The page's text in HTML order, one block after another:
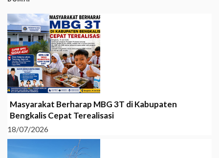
Masyarakat Berharap MBG 3T di Kabupaten
Bengkalis Cepat Terealisasi
18/07/2026